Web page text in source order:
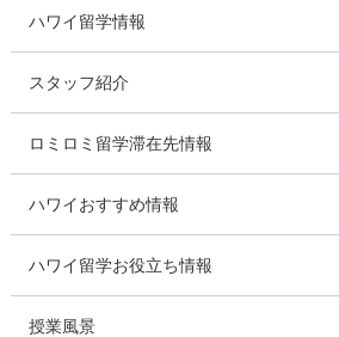
ハワイ留学情報
スタッフ紹介
ロミロミ留学滞在先情報
ハワイおすすめ情報
ハワイ留学お役立ち情報
授業風景